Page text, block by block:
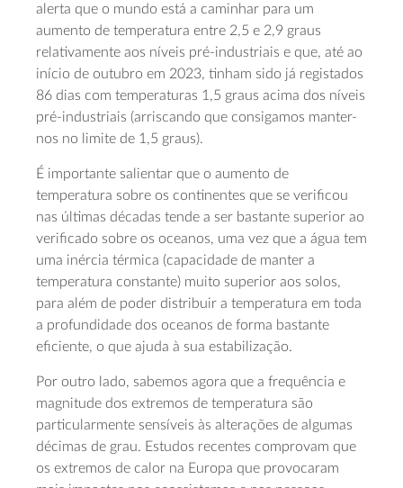
alerta que o mundo está a caminhar para um
aumento de temperatura entre 2,5 e 2,9 graus
relativamente aos níveis pré-industriais e que, até ao
início de outubro em 2023, tinham sido já registados
86 dias com temperaturas 1,5 graus acima dos níveis
pré-industriais (arriscando que consigamos manter-
nos no limite de 1,5 graus).
É importante salientar que o aumento de
temperatura sobre os continentes que se verificou
nas últimas décadas tende a ser bastante superior ao
verificado sobre os oceanos, uma vez que a água tem
uma inércia térmica (capacidade de manter a
temperatura constante) muito superior aos solos,
para além de poder distribuir a temperatura em toda
a profundidade dos oceanos de forma bastante
eficiente, o que ajuda à sua estabilização.
Por outro lado, sabemos agora que a frequência e
magnitude dos extremos de temperatura são
particularmente sensíveis às alterações de algumas
décimas de grau. Estudos recentes comprovam que
os extremos de calor na Europa que provocaram